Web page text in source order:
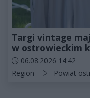
Targi vintage
w ostrowieckim
Data dodania artykułu:
06.08.2026 14:42
Kategorie artykułu:
Region Powiat